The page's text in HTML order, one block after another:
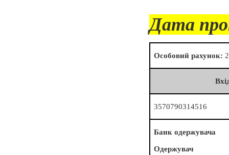
Дата
Особовий рахунок:
3570790314516
Банк одержувача
Одержувач